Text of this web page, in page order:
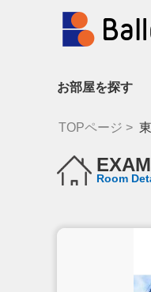
お部屋を探す
TOPページ
Room